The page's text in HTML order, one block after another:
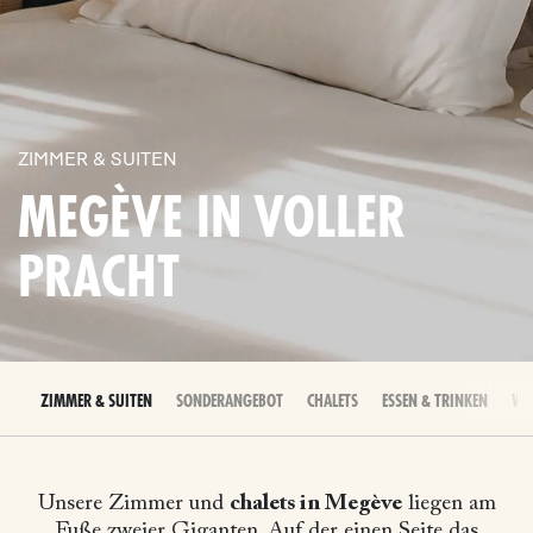
ZIMMER & SUITEN
MEGÈVE IN VOLLER
PRACHT
ZIMMER & SUITEN SONDERANGEBOT CHALETS ESSEN & TRINKEN
Unsere Zimmer und chalets in Megèveliegen am